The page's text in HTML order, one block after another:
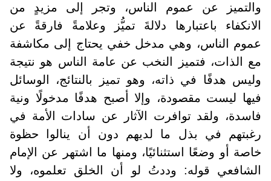
والتميز عن عموم الناس، وتجر إلى مزيدٍ من
الانكفاء باعتبارها دلالةَ تميُّز وعلامةً فارقةً عن
عموم الناس، وهي مدخل خفي يحتاج إلى مكاشفة
مع الذات، فتميز النخب عن عامة الناس هو نتيجة
وليس هدفًا في ذاته، وهو تميز بالنتائج، الوسائل
فيها ليست مقصودة، وإلا أصبح هدفًا مدخولًا ونية
فاسدة، ولقد توافرت الآثار عن سادات الأمة في
رغبتهم في بذل ما لديهم دون أن ينالوا حظوة
خاصة أو وضعًا استثنائيًا، ومنها ما اشتهر عن الإمام
الشافعي قوله: وددتُ لو أن الخلق تعلموه، ولا